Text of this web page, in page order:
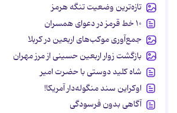
تازه‌ترین وضعیت تنگه هرمز
۱۰ خط قرمز در دعوای همسران
جمع‌آوری موکب‌های اربعین در کربلا
بازگشت زوار اربعین حسینی از مرز مهران
شاه کلید دوستی با حضرت امیر
اوکراین سند منگوله‌دار آمریکا!
آگاهی بدون فرسودگی